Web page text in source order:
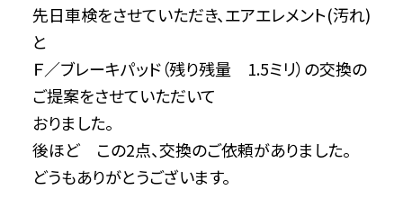
先日車検をさせていただき、エアエレメント(汚れ)
と
Ｆ／ブレーキパッド（残り残量 1.5ミリ）の交換の
ご提案をさせていただいて
おりました。
後ほど この2点、交換のご依頼がありました。
どうもありがとうございます。